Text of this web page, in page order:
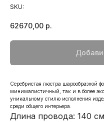
SKU:
62670,00 р.
Серебристая люстра шарообразной
минималистичный, так и в более
уникальному стилю исполнения
среди общего интерьера.
Длина провода: 140 см